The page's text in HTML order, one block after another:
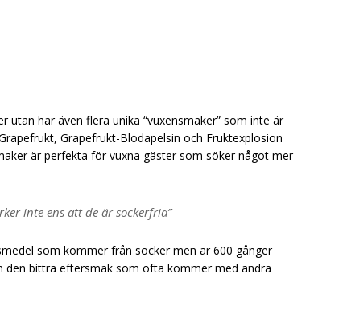
har även flera unika “vuxensmaker” som inte är
Grapefrukt-Blodapelsin och Fruktexplosion
är perfekta för vuxna gäster som söker något mer
inte ens att de är sockerfria”
som kommer från socker men är 600 gånger
den bittra eftersmak som ofta kommer med andra